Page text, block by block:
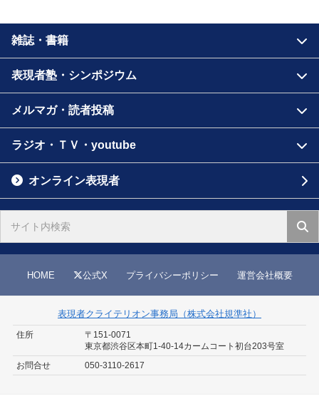
雑誌・書籍
表現者塾・シンポジウム
メルマガ・読者投稿
ラジオ・ＴＶ・youtube
オンライン表現者
HOME 公式X プライバシーポリシー 運営会社概要
表現者クライテリオン事務局（株式会社規準社）
住所
〒151-0071
東京都渋谷区本町1-40-14カームコート初台203号室
お問合せ
050-3110-2617